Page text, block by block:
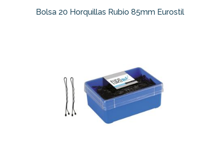
Bolsa 20 Horquillas Rubio 85mm Eurostil